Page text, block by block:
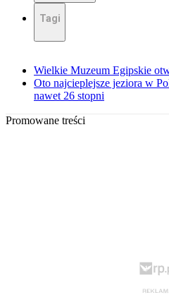
Tagi
Wielkie Muzeum Egipskie
Oto najcieplejsze jeziora w
nawet 26 stopni
Promowane treści